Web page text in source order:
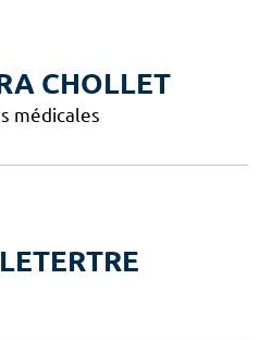
CHOLLET
médicales